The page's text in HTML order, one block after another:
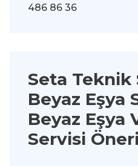
486 86 36
Seta Teknik
Beyaz Eşya
Beyaz Eşya
Servisi